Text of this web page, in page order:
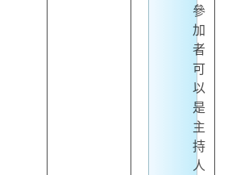
參
加
者
可
以
是
主
持
人